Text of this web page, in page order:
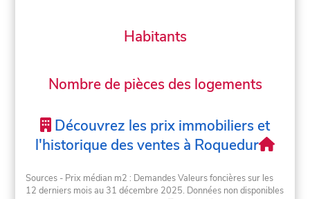
Habitants
Nombre de pièces des logements
Découvrez les prix immobiliers et
l'historique des ventes à Roquedur
Sources - Prix médian m2 : Demandes Valeurs foncières sur les
12 derniers mois au 31 décembre 2025. Données non disponibles